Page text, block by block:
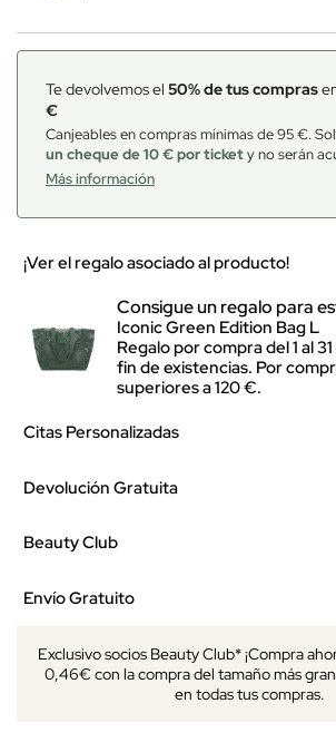
Te devolvemos el 50% de tus compras
€
Canjeables en compras mínimas de 95 €.
un cheque de 10 € por tickety no serán
Más información
¡Ver el regalo asociado al producto!
Consigue un regalo para
Iconic Green Edition Bag L
Regalo por compra del 1 al
fin de existencias. Por
superiores a 120 €.
Citas Personalizadas
Devolución Gratuita
Beauty Club
Envío Gratuito
Exclusivo socios Beauty Club* ¡Compra
0,46€ con la compra del tamaño más
en todas tus compras.